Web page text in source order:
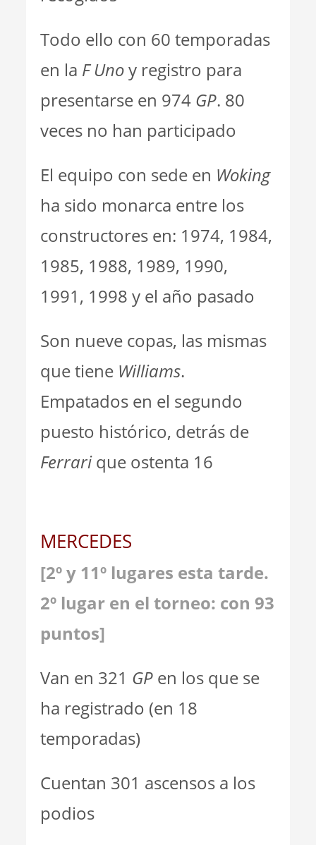
Todo ello con 60 temporadas
en la F Unoy registro para
presentarse en 974 GP. 80
veces no han participado
El equipo con sede en Woking
ha sido monarca entre los
constructores en: 1974, 1984,
1985, 1988, 1989, 1990,
1991, 1998 y el año pasado
Son nueve copas, las mismas
que tiene Williams.
Empatados en el segundo
puesto histórico, detrás de
Ferrarique ostenta 16
MERCEDES
[2º y 11º lugares esta tarde.
2º lugar en el torneo: con 93
puntos]
Van en 321 GP en los que se
ha registrado (en 18
temporadas)
Cuentan 301 ascensos a los
podios